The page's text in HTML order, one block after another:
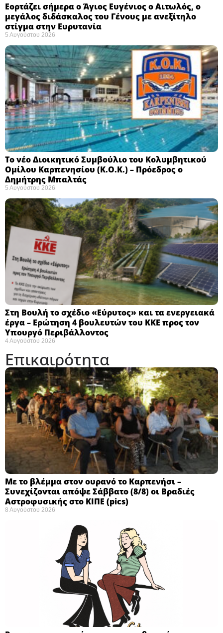
Εορτάζει σήμερα ο Άγιος Ευγένιος ο Αιτωλός, ο
μεγάλος διδάσκαλος του Γένους με ανεξίτηλο
στίγμα στην Ευρυτανία
5 Αυγούστου 2026
Το νέο Διοικητικό Συμβούλιο του Κολυμβητικού
Ομίλου Καρπενησίου (Κ.Ο.Κ.) – Πρόεδρος ο
Δημήτρης Μπαλτάς
5 Αυγούστου 2026
Στη Βουλή το σχέδιο «Εύρυτος» και τα ενεργειακά
έργα – Ερώτηση 4 βουλευτών του ΚΚΕ προς τον
Υπουργό Περιβάλλοντος
4 Αυγούστου 2026
Επικαιρότητα
Με το βλέμμα στον ουρανό το Καρπενήσι –
Συνεχίζονται απόψε Σάββατο (8/8) οι Βραδιές
Αστροφυσικής στο ΚΙΠΕ (pics)
8 Αυγούστου 2026